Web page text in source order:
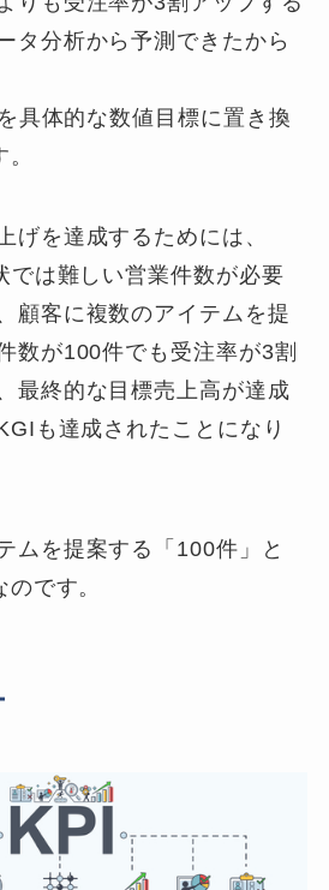
タ分析から予測できたから
具体的な数値目標に置き換
げを達成するためには、
では難しい営業件数が必要
顧客に複数のアイテムを提
数が100件でも受注率が3割
最終的な目標売上高が達成
も達成されたことになり
ムを提案する「100件」と
です。